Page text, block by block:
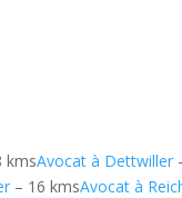
kmsAvocat à Dettwiller
– 16 kmsAvocat à